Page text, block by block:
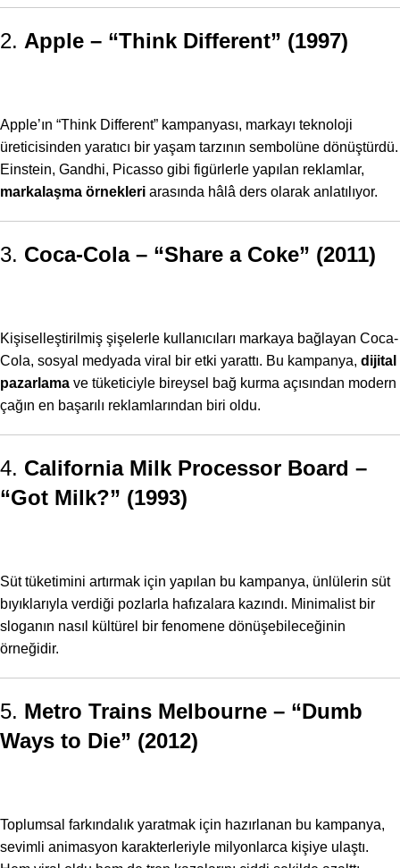
2. Apple – “Think Different” (1997)
Apple’ın “Think Different” kampanyası, markayı teknoloji
üreticisinden yaratıcı bir yaşam tarzının sembolüne dönüştürdü.
Einstein, Gandhi, Picasso gibi figürlerle yapılan reklamlar,
markalaşma örnekleri arasında hâlâ ders olarak anlatılıyor.
3. Coca-Cola – “Share a Coke” (2011)
Kişiselleştirilmiş şişelerle kullanıcıları markaya bağlayan Coca-
Cola, sosyal medyada viral bir etki yarattı. Bu kampanya, dijital
pazarlama ve tüketiciyle bireysel bağ kurma açısından modern
çağın en başarılı reklamlarından biri oldu.
4. California Milk Processor Board –
“Got Milk?” (1993)
Süt tüketimini artırmak için yapılan bu kampanya, ünlülerin süt
bıyıklarıyla verdiği pozlarla hafızalara kazındı. Minimalist bir
sloganın nasıl kültürel bir fenomene dönüşebileceğinin
örneğidir.
5. Metro Trains Melbourne – “Dumb
Ways to Die” (2012)
Toplumsal farkındalık yaratmak için hazırlanan bu kampanya,
sevimli animasyon karakterleriyle milyonlarca kişiye ulaştı.